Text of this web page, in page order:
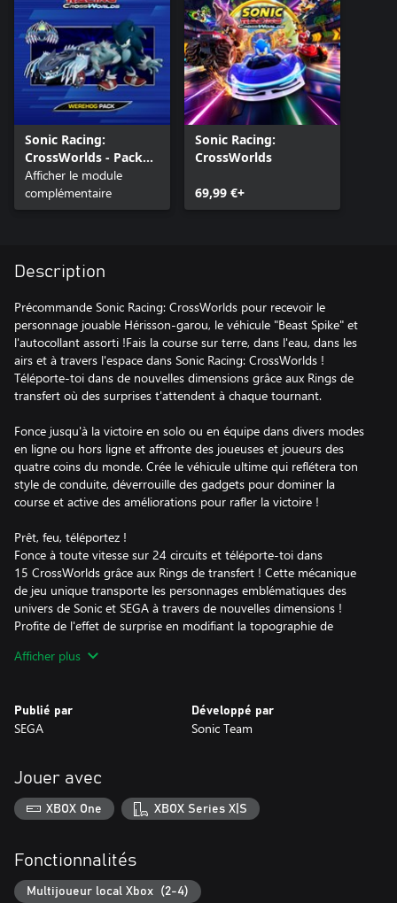
Sonic Racing:
CrossWorlds - Pack
Hérisson-garou
Afficher le module
complémentaire
Sonic Racing:
CrossWorlds
69,99 €+
Description
Précommande Sonic Racing: CrossWorlds pour recevoir le
personnage jouable Hérisson-garou, le véhicule "Beast Spike" et
l'autocollant assorti !Fais la course sur terre, dans l'eau, dans les
airs et à travers l'espace dans Sonic Racing: CrossWorlds !
Téléporte-toi dans de nouvelles dimensions grâce aux Rings de
transfert où des surprises t'attendent à chaque tournant.
Fonce jusqu'à la victoire en solo ou en équipe dans divers modes
en ligne ou hors ligne et affronte des joueuses et joueurs des
quatre coins du monde. Crée le véhicule ultime qui reflétera ton
style de conduite, déverrouille des gadgets pour dominer la
course et active des améliorations pour rafler la victoire !
Prêt, feu, téléportez !
Fonce à toute vitesse sur 24 circuits et téléporte-toi dans
15 CrossWorlds grâce aux Rings de transfert ! Cette mécanique
de jeu unique transporte les personnages emblématiques des
univers de Sonic et SEGA à travers de nouvelles dimensions !
Profite de l'effet de surprise en modifiant la topographie de
Sonic grâce au plus large éventail de personnages de tous les
jeux Sonic Racing !
Interchange et combine entre 45 véhicules originaux uniques et
70 gadgets variés pour décorer, améliorer et créer la machine
ultime adaptée à ton style de course.
Prends l'avantage avec des objets puissants !
des incontournables et de nouveaux pouvoirs comme le Monster
Afficher plus
Publié par
SEGA
Développé par
Sonic Team
Jouer avec
XBOX One XBOX Series X|S
Fonctionnalités
Multijoueur local Xbox (2-4)